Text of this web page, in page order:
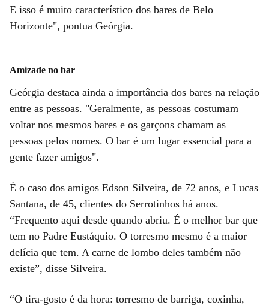
E isso é muito característico dos bares de Belo
Horizonte", pontua Geórgia.
Amizade no bar
Geórgia destaca ainda a importância dos bares na relação
entre as pessoas. "Geralmente, as pessoas costumam
voltar nos mesmos bares e os garçons chamam as
pessoas pelos nomes. O bar é um lugar essencial para a
gente fazer amigos".
É o caso dos amigos Edson Silveira, de 72 anos, e Lucas
Santana, de 45, clientes do Serrotinhos há anos.
“Frequento aqui desde quando abriu. É o melhor bar que
tem no Padre Eustáquio. O torresmo mesmo é a maior
delícia que tem. A carne de lombo deles também não
existe”, disse Silveira.
“O tira-gosto é da hora: torresmo de barriga, coxinha,